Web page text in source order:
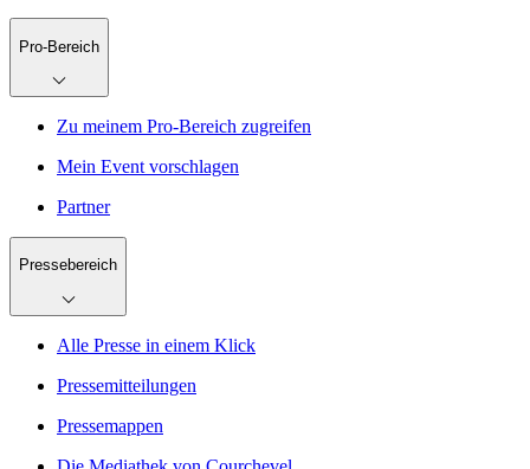
Pro-Bereich
Zu meinem Pro-Bereich zugreifen
Mein Event vorschlagen
Partner
Pressebereich
Alle Presse in einem Klick
Pressemitteilungen
Pressemappen